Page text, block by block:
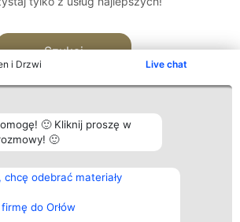
i Drzwi Live chat
🙂 Kliknij proszę w
🙂
odebrać materiały
do Orłów
Szukaj
Plebiscyt
Laureaci
wszystkich
Laureatów
Kontakt
Kontakt